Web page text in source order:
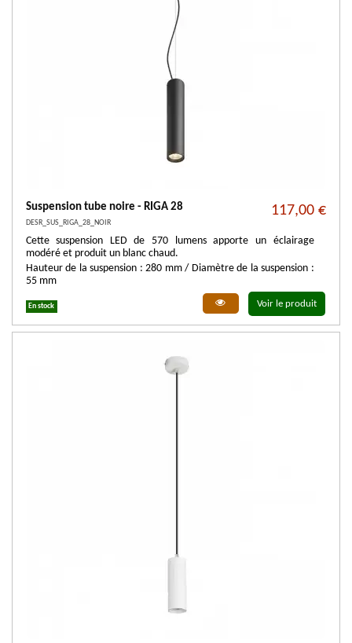
Suspension tube noire - RIGA 28
DESR_SUS_RIGA_28_NOIR
117,00 €
Cette suspension LED de 570 lumens apporte un éclairage
modéré et produit un blanc chaud.
Hauteur de la suspension : 280 mm / Diamètre de la suspension :
55 mm
En stock Voir le produit